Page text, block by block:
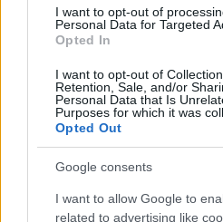
I want to opt-out of
Personal Data for Targeted
Opted In
I want to opt-out of
Retention, Sale, and/or
Personal Data that Is
Purposes for which it was
Opted Out
Google consents
I want to allow Google to
related to advertising like
David Oyelowo – Papp
Alex Pettyfer – Markovics
Colin Walker – Kapácsy Miklós
Olivia Washington – Kis-
Clarence Williams III – Orosz
Jesse Williams – Fehér Tibor
további magyar hangok:
Bartsch Kata, Béli Titanilla,
Mária, Bolla Róbert, Czifra
Csuha Lajos, Dézsi Szabó